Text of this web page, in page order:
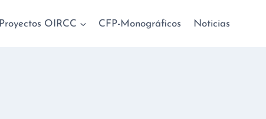
Proyectos OIRCC CFP-Monográficos Noticias